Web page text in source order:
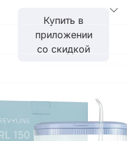
Купить в
приложении
со скидкой
Характеристики